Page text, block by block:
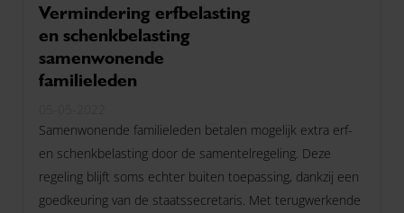
Vermindering erfbelasting
en schenkbelasting
samenwonende
familieleden
Samenwonende familieleden betalen mogelijk extra erf-
en schenkbelasting door de samentelregeling. Deze
regeling blijft soms echter buiten toepassing, dankzij een
goedkeuring van de staatssecretaris. Met terugwerkende